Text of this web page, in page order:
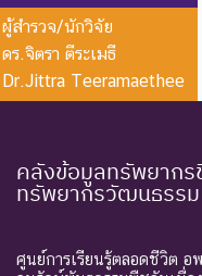
ผู้สำรวจ/นักวิจัย
ดร.จิตรา ตีระเมธี
Dr.Jittra Teeramaethee
คลังข้อมูลทรัพยากร
ทรัพยากรวัฒนธรร
ศูนย์การเรียนรู้ตลอดชีวิต อ